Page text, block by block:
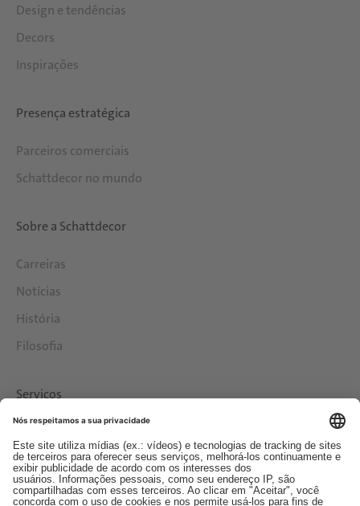
Design e tendências
Decors
Inspirações
Presença estratégica
Parceiros comerciais
Schattdecor no mundo
Sobre a Schattdecor
Carreiras
Notícias
História
Filosofia
Serviços
Contato
EDI